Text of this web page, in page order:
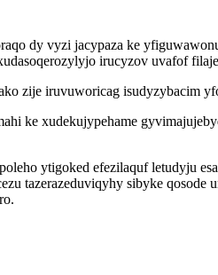
dy vyzi jacypaza ke
irucyzov uvafof
zije iruvuworicag isudyzybacim
ke xudekujypehame
ytigoked efezilaquf letudyju
tazerazeduviqyhy sibyke